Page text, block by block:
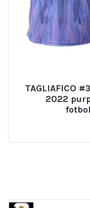
TAGLIAFICO
2022